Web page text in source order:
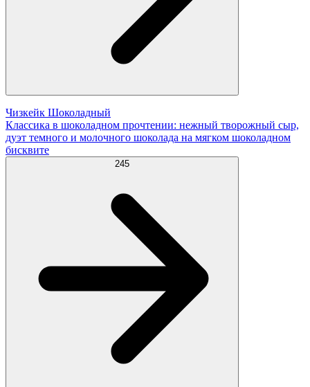
Чизкейк Шоколадный
Классика в шоколадном прочтении: нежный творожный сыр,
дуэт темного и молочного шоколада на мягком шоколадном
бисквите
245